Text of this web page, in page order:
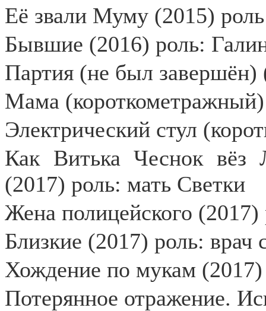
Её звали Муму (2015)
Бывшие (2016) роль:
Партия (не был завершён)
Мама
Электрический стул
Как Витька Чеснок
(2017) роль: мать Светки
Жена полицейского
Близкие (2017) роль: врач
Хождение по мукам
Потерянное отражение.